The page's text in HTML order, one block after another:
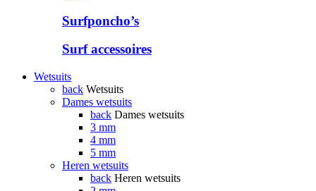
Surfponcho’s
Surf accessoires
Wetsuits
back Wetsuits
Dames wetsuits
back Dames wetsuits
3 mm
4 mm
5 mm
Heren wetsuits
back Heren wetsuits